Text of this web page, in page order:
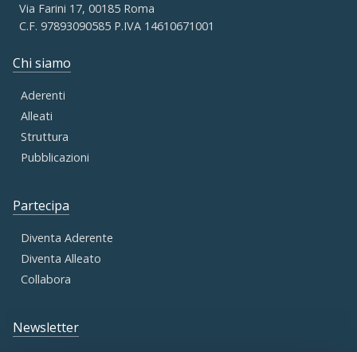
Via Farini 17, 00185 Roma
C.F. 97893090585 P.IVA 14610671001
Chi siamo
Aderenti
Alleati
Struttura
Pubblicazioni
Partecipa
Diventa Aderente
Diventa Alleato
Collabora
Newsletter